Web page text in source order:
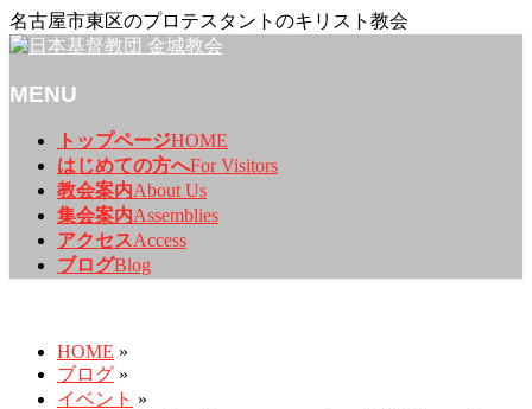
名古屋市東区のプロテスタントのキリスト教会
MENU
トップページHOME
はじめての方へFor Visitors
教会案内About Us
集会案内Assemblies
アクセスAccess
ブログBlog
HOME »
ブログ »
イベント »